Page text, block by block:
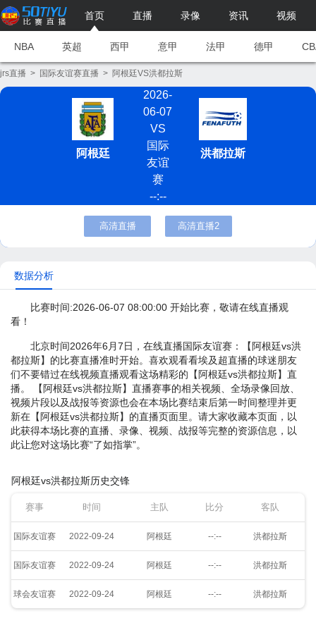
首页 直播 录像 资讯 视频
NBA 英超 西甲 意甲 法甲 德甲
jrs直播 > 国际友谊赛直播 > 阿根廷VS洪都拉斯
阿根廷
2026-
06-07
VS
国际
友谊
赛
--:--
洪都拉斯
高清直播 高清直播2
数据分析
比赛时间:2026-06-07 08:00:00 开始比赛，敬请在线直播观
看！
北京时间2026年6月7日，在线直播国际友谊赛：【阿根廷vs洪
都拉斯】的比赛直播准时开始。喜欢观看看埃及超直播的球迷朋友
们不要错过在线视频直播观看这场精彩的【阿根廷vs洪都拉斯】直
播。 【阿根廷vs洪都拉斯】直播赛事的相关视频、全场录像回放、
视频片段以及战报等资源也会在本场比赛结束后第一时间整理并更
新在【阿根廷vs洪都拉斯】的直播页面里。请大家收藏本页面，以
此获得本场比赛的直播、录像、视频、战报等完整的资源信息，以
此让您对这场比赛“了如指掌”。
阿根廷vs洪都拉斯历史交锋
赛事 时间 主队 比分 客队
国际友谊赛 2022-09-24 阿根廷 --:-- 洪都拉斯
国际友谊赛 2022-09-24 阿根廷 --:-- 洪都拉斯
球会友谊赛 2022-09-24 阿根廷 --:-- 洪都拉斯